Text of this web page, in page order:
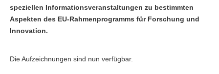
speziellen Informationsveranstaltungen zu bestimmten
Aspekten des EU-Rahmenprogramms für Forschung und
Innovation.
Die Aufzeichnungen sind nun verfügbar.